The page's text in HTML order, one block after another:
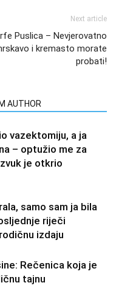
Next article
Puslica – Nevjerovatno
i kremasto morate
probati!
AUTHOR
vazektomiju, a ja
– optužio me za
je otkrio
samo sam ja bila
riječi
izdaju
Rečenica koja je
tajnu